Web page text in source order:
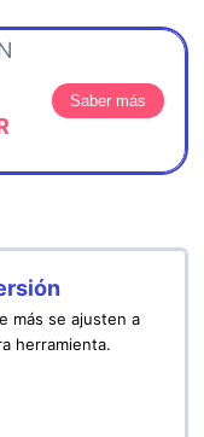
Saber más
más se ajusten a
herramienta.